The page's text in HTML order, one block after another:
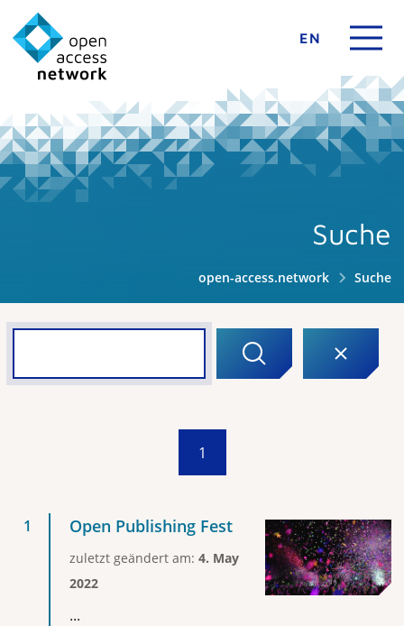
EN
Suche
open-access.network Suche
1
Open Publishing Fest
zuletzt geändert am: 4. May
2022
...